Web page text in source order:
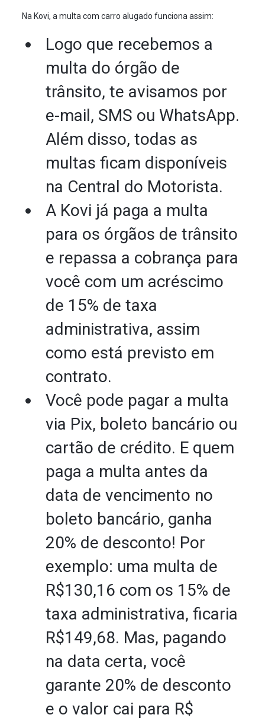
Na Kovi, a multa com carro alugado funciona assim:
Logo que recebemos a
multa do órgão de
trânsito, te avisamos por
e-mail, SMS ou WhatsApp.
Além disso, todas as
multas ficam disponíveis
na Central do Motorista.
A Kovi já paga a multa
para os órgãos de trânsito
e repassa a cobrança para
você com um acréscimo
de 15% de taxa
administrativa, assim
como está previsto em
contrato.
Você pode pagar a multa
via Pix, boleto bancário ou
cartão de crédito. E quem
paga a multa antes da
data de vencimento no
boleto bancário, ganha
20% de desconto! Por
exemplo: uma multa de
R$130,16 com os 15% de
taxa administrativa, ficaria
R$149,68. Mas, pagando
na data certa, você
garante 20% de desconto
e o valor cai para R$